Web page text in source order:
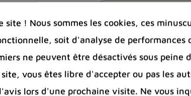
Photos
site ! Nous sommes les cookies, ces
soit d'analyse de performances
ne peuvent être désactivés sous peine
vous êtes libre d'accepter ou pas les
lors d'une prochaine visite. Ne vous